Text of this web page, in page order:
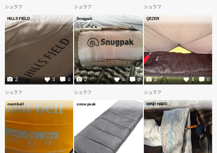
シュラフ
HILLS FIELD
3 0
2
シュラフ
Snugpak
4 0
2
シュラフ
QEZER
4 0
2
シュラフ
mont-bell
シュラフ
snow peak
シュラフ
WIND HARD